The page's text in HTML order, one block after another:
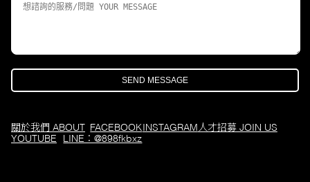
關於我們 ABOUT FACEBOOK INSTAGRAM 人才招募 JOIN US
YOUTUBE
LINE：@898fkbxz